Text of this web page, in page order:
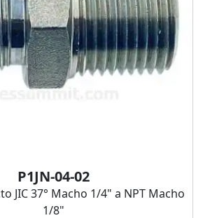
P1JN-04-02
JIC 37° Macho 1/4" a NPT Macho
1/8"